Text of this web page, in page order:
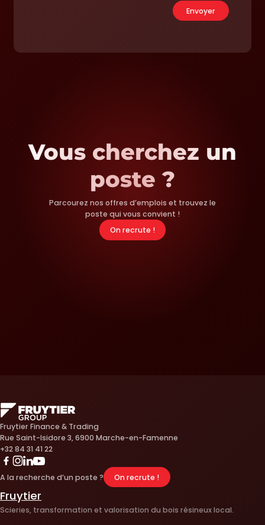
Vous cherchez un
poste ?
Parcourez nos offres d’emplois et trouvez le
poste qui vous convient !
On recrute !
Fruytier Finance & Trading
Rue Saint-Isidore 3, 6900 Marche-en-Famenne
+32 84 31 41 22
A la recherche d’un poste ? On recrute !
Fruytier
Scieries, transformation et valorisation du bois résineux local.